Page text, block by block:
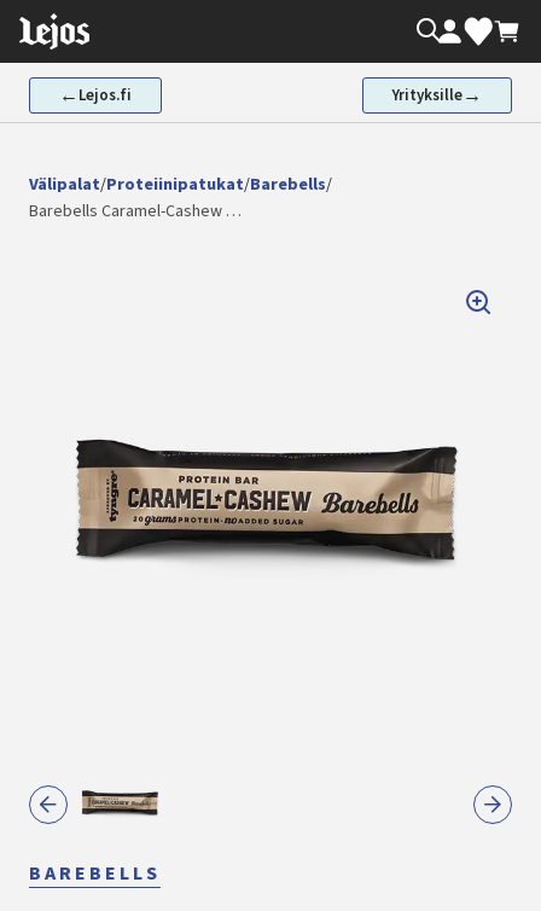
Siirry
sisältöön
Oma tili
← Lejos.fi Yrityksille→
Välipalat/Proteiinipatukat/Barebells/
Barebells Caramel-Cashew …
BAREBELLS